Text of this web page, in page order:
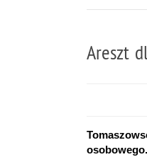
Areszt